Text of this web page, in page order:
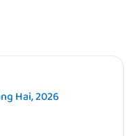
Hai, 2026